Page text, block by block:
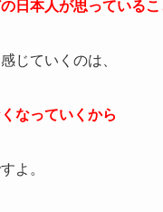
日本人が思っているこ
じていくのは、
なっていくから
よ。